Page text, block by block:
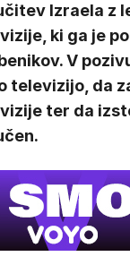
Izraela z
ki ga je
V
televizijo, da
ter da